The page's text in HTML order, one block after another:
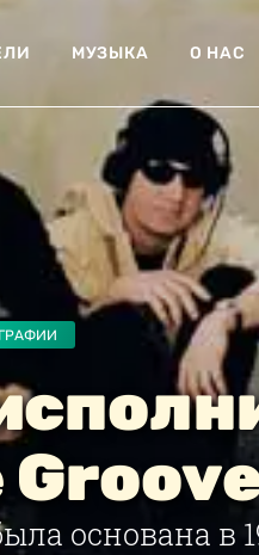
МУЗЫКА О НАС
основана в